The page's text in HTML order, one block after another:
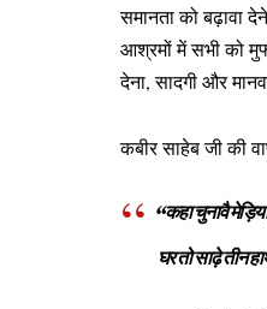
समानता को बढ़ावा
आश्रमों में सभी को
देना, सादगी और
कबीर साहेब जी की
“कहा चुनावै
घर तो साढ़े तीन